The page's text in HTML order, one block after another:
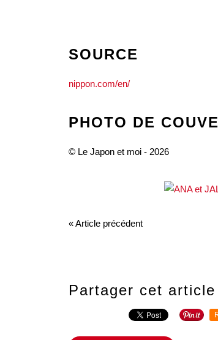
SOURCE
nippon.com/en/
PHOTO DE
© Le Japon et moi - 2026
« Article précédent
Partager cet article